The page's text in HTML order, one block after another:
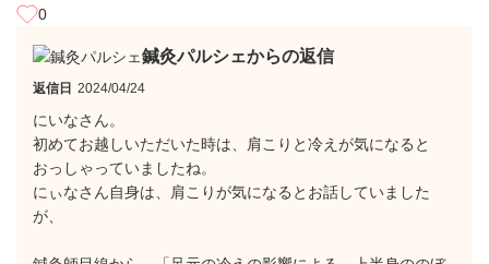
0
鍼灸パルシェからの返信
返信日 2024/04/24
にいなさん。
初めてお越しいただいた時は、肩こりと冷えが気になると
おっしゃっていましたね。
にぃなさん自身は、肩こりが気になるとお話していました
が、